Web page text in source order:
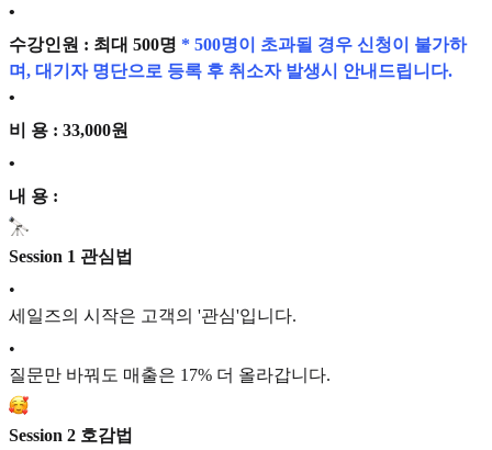
•
수강인원 : 최대 500명 * 500명이 초과될 경우 신청이 불가하
며, 대기자 명단으로 등록 후 취소자 발생시 안내드립니다.
•
비 용 : 33,000원
•
내 용 :
Session 1 관심법
•
세일즈의 시작은 고객의 '관심'입니다.
•
질문만 바꿔도 매출은 17% 더 올라갑니다.
Session 2 호감법